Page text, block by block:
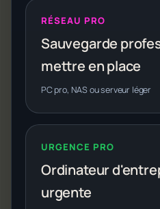
RÉSEAU PRO
Sauvegarde
mettre en place
PC pro, NAS ou serveur léger
URGENCE PRO
Ordinateur
urgente